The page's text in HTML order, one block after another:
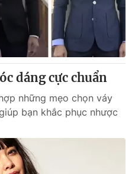
dáng cực chuẩn
những mẹo chọn váy
bạn khắc phục nhược